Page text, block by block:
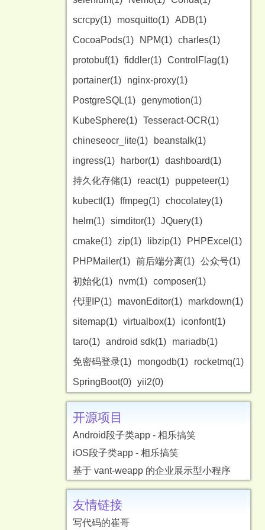
scrcpy(1)
mosquitto(1) ADB(1)
CocoaPods(1)
NPM(1) charles(1)
protobuf(1) fiddler(1) ControlFlag(1)
portainer(1)
nginx-proxy(1)
PostgreSQL(1) genymotion(1)
KubeSphere(1) Tesseract-OCR(1)
chineseocr_lite(1)
beanstalk(1)
ingress(1)
harbor(1) dashboard(1)
持久化存储(1)
react(1)
puppeteer(1)
kubectl(1) ffmpeg(1) chocolatey(1)
helm(1) simditor(1) JQuery(1)
cmake(1)
zip(1) libzip(1)
PHPExcel(1)
PHPMailer(1) 前后端分离(1) 公众号(1)
初始化(1)
nvm(1) composer(1)
代理IP(1)
mavonEditor(1)
markdown(1)
sitemap(1) virtualbox(1)
iconfont(1)
taro(1) android sdk(1)
mariadb(1)
免密码登录(1)
mongodb(1)
rocketmq(1)
SpringBoot(0) yii2(0)
开源项目
Android段子类app - 相乐搞笑
iOS段子类app - 相乐搞笑
基于 vant-weapp 的企业展示型小程序
友情链接
写代码的崔哥